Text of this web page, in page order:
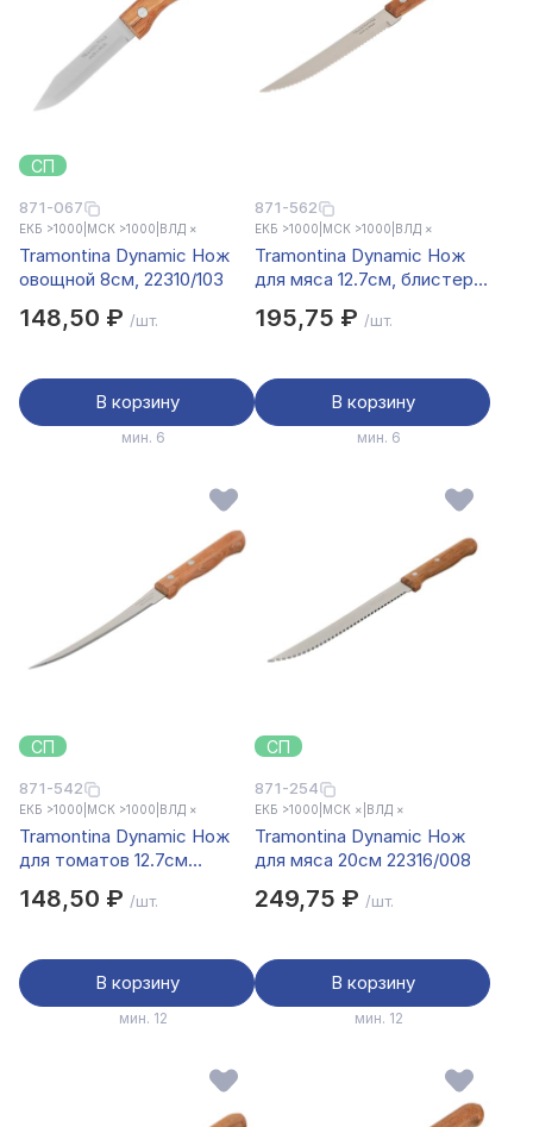
СП
871-067
ЕКБ >1000 МСК >1000 ВЛД ×
Tramontina Dynamic Нож
овощной 8см, 22310/103
148,50 ₽ /шт.
В корзину
мин. 6
871-562
ЕКБ >1000 МСК >1000 ВЛД ×
Tramontina Dynamic Нож
для мяса 12.7см, блистер,
195,75 ₽ /шт.
В корзину
мин. 6
СП
871-542
ЕКБ >1000 МСК >1000 ВЛД ×
Tramontina Dynamic Нож
для томатов 12.7см
148,50 ₽ /шт.
В корзину
мин. 12
СП
871-254
ЕКБ >1000 МСК × ВЛД ×
Tramontina Dynamic Нож
для мяса 20см 22316/008
249,75 ₽ /шт.
В корзину
мин. 12